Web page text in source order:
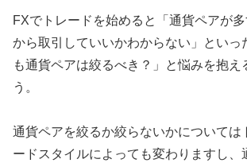
FXでトレードを始めると「通貨ペアが
から取引していいかわからない」といっ
も通貨ペアは絞るべき？」と悩みを抱え
う。
通貨ペアを絞るか絞らないかについては
ードスタイルによっても変わりますし、